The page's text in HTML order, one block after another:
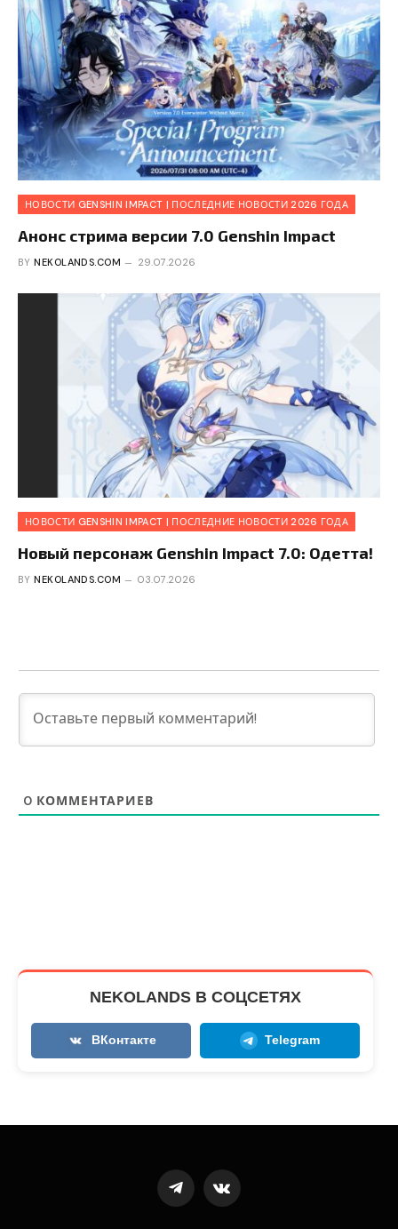
НОВОСТИ GENSHIN IMPACT | ПОСЛЕДНИЕ НОВОСТИ 2026 ГОДА
Анонс стрима версии 7.0 Genshin Impact
BY NEKOLANDS.COM 29.07.2026
НОВОСТИ GENSHIN IMPACT | ПОСЛЕДНИЕ НОВОСТИ 2026 ГОДА
Новый персонаж Genshin Impact 7.0: Одетта!
BY NEKOLANDS.COM 03.07.2026
0 КОММЕНТАРИЕВ
NEKOLANDS В СОЦСЕТЯХ
ВКонтакте Telegram
TelegramVKontakte